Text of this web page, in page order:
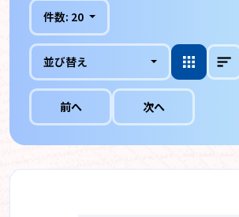
件数: 20
並び替え
前へ 次へ